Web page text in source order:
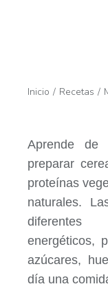
Estás aquí:
Inicio Recetas
Aprende de
preparar
proteínas
naturales.
diferentes
energéticos,
azúcares,
día una